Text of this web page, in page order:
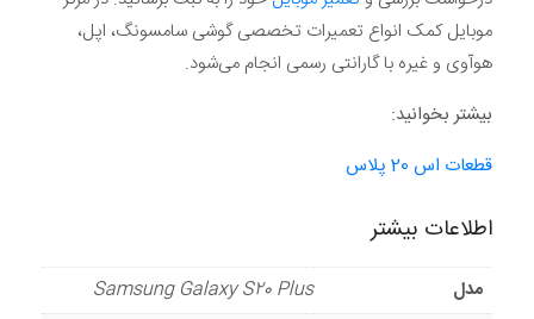
موبایل کمک انواع تعمیرات تخصصی گوشی سامسونگ، اپل،
هوآوی و غیره با گارانتی رسمی انجام می‌شود.
بیشتر بخوانید:
قطعات اس 20 پلاس
اطلاعات بیشتر
مدل
Samsung Galaxy S20 Plus